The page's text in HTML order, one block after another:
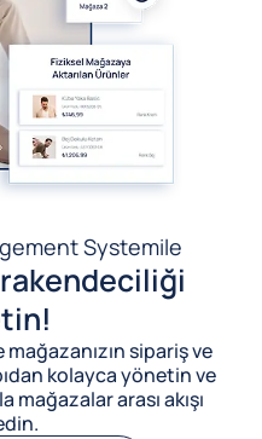
Systemile
sipariş ve
kolayca yönetin ve
arası akışı